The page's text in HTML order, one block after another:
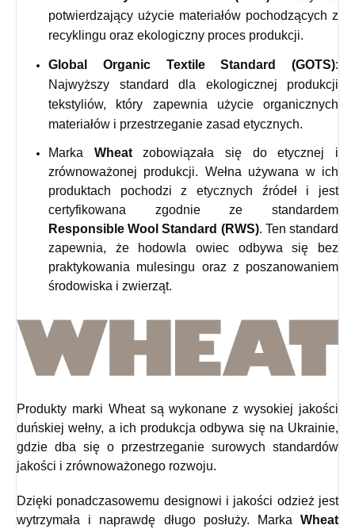
potwierdzający użycie materiałów pochodzących z
recyklingu oraz ekologiczny proces produkcji.
Global Organic Textile Standard (GOTS):
Najwyższy standard dla ekologicznej produkcji
tekstyliów, który zapewnia użycie organicznych
materiałów i przestrzeganie zasad etycznych.
Marka Wheatzobowiązała się do etycznej i
zrównoważonej produkcji. Wełna używana w ich
produktach pochodzi z etycznych źródeł i jest
certyfikowana zgodnie ze standardem
Responsible Wool Standard (RWS). Ten standard
zapewnia, że hodowla owiec odbywa się bez
praktykowania mulesingu oraz z poszanowaniem
środowiska i zwierząt.
Produkty marki Wheat są wykonane z wysokiej jakości
duńskiej wełny, a ich produkcja odbywa się na Ukrainie,
gdzie dba się o przestrzeganie surowych standardów
jakości i zrównoważonego rozwoju.
Dzięki ponadczasowemu designowi i jakości odzież jest
wytrzymała i naprawdę długo posłuży. Marka Wheat